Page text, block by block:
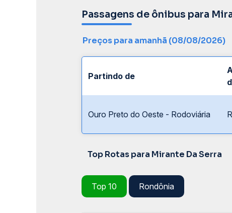
Passagens de ônibus para
Preços para amanhã (08/08/2026)
Partindo de
Ouro Preto do Oeste - Rodoviária
Top Rotas para Mirante Da Serra
Top 10 Rondônia